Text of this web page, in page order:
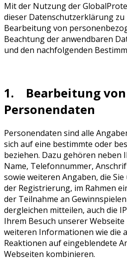
Mit der Nutzung der
dieser Datenschutzerklärung
Bearbeitung von
Beachtung der anwendbaren
und den nachfolgenden
1. Bearbeitung von
Personendaten
Personendaten sind alle
sich auf eine bestimmte oder
beziehen. Dazu gehören neben
Name, Telefonnummer,
sowie weiteren Angaben, die
der Registrierung, im Rahmen
der Teilnahme an
dergleichen mitteilen, auch die
Ihrem Besuch unserer
weiteren Informationen wie die
Reaktionen auf eingeblendete
Webseiten kombinieren.